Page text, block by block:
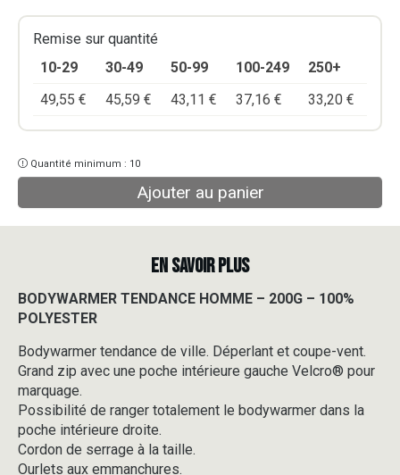
Remise sur quantité
10-29
30-49 50-99 100-249
250+
49,55 € 45,59 € 43,11 € 37,16 € 33,20 €
Quantité minimum : 10
Ajouter au panier
EN SAVOIR PLUS
BODYWARMER TENDANCE HOMME – 200G – 100%
POLYESTER
Bodywarmer tendance de ville. Déperlant et coupe-vent.
Grand zip avec une poche intérieure gauche Velcro® pour
marquage.
Possibilité de ranger totalement le bodywarmer dans la
poche intérieure droite.
Cordon de serrage à la taille.
Ourlets aux emmanchures.